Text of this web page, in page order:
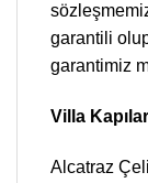
garantili
garantimiz
Villa
Alcatraz